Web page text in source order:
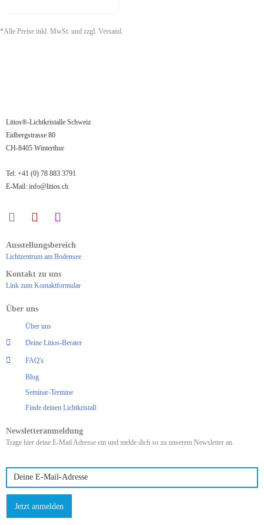
*Alle Preise inkl. MwSt. und zzgl. Versand.
Litios®-Lichtkristalle Schweiz
Eidbergstrasse 80
CH-8405 Winterthur
Tel: +41 (0) 78 883 3791
E-Mail: info@litios.ch
Ausstellungsbereich
Lichtzentrum am Bodensee
Kontakt zu uns
Link zum Kontaktformular
Über uns
Über uns
Deine Litios-Berater
FAQ's
Blog
Seminar-Termine
Finde deinen Lichtkristall
Newsletteranmeldung
Trage hier deine E-Mail Adresse ein und melde dich so zu unserem Newsletter an.
Jetzt anmelden